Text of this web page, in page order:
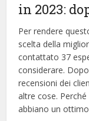
in 2023:
Per rendere
scelta della
contattato 37
considerare.
recensioni dei
altre cose.
abbiano un